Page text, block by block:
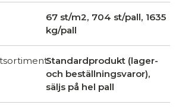
67 st/m2, 704 st/pall, 1635
kg/pall
Standardprodukt (lager-
och beställningsvaror),
säljs på hel pall